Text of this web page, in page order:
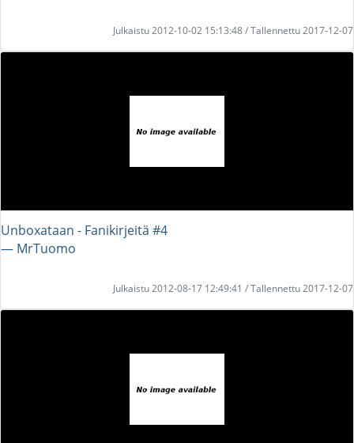
Julkaistu 2012-10-02 15:13:48 / Tallennettu 2017-12-07
Unboxataan - Fanikirjeitä #4
― MrTuomo
Julkaistu 2012-08-17 12:49:41 / Tallennettu 2017-12-07